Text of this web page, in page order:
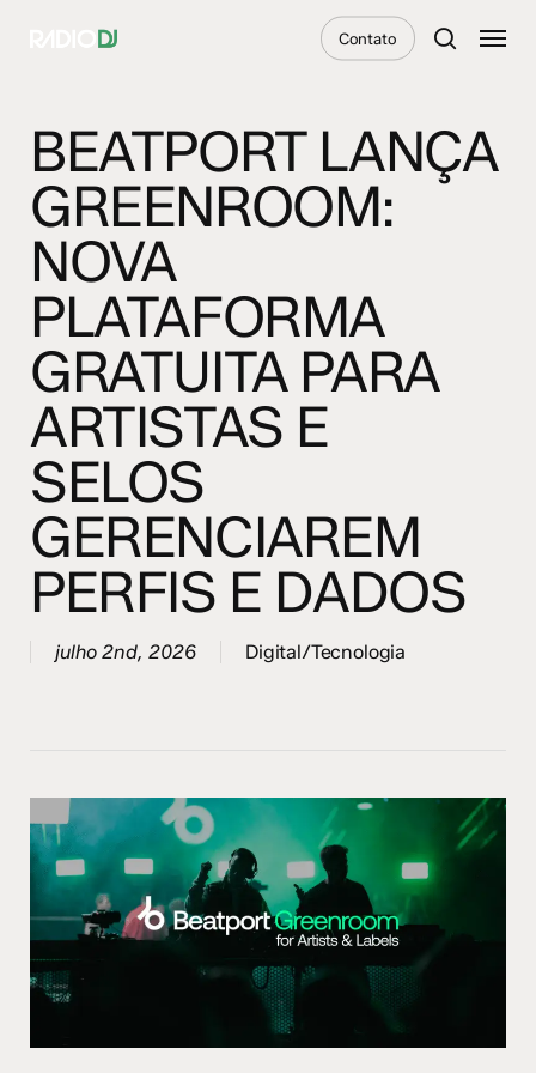
Contato
search
Menu
BEATPORT LANÇA
GREENROOM:
NOVA
PLATAFORMA
GRATUITA PARA
ARTISTAS E
SELOS
GERENCIAREM
PERFIS E DADOS
julho 2nd, 2026 Digital/Tecnologia